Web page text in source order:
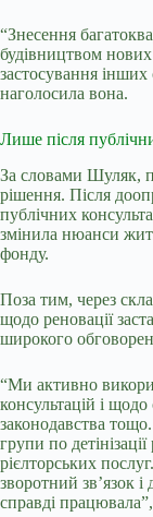
“Знесення
будівництвом
застосування інших
наголосила вона.
Лише після
За словами Шуляк,
рішення. Після
публічних
змінила нюанси
фонду.
Поза тим, через
щодо реновації
широкого
“Ми активно
консультацій і
законодавства
групи по
рієлторських
зворотний зв’язок
справді